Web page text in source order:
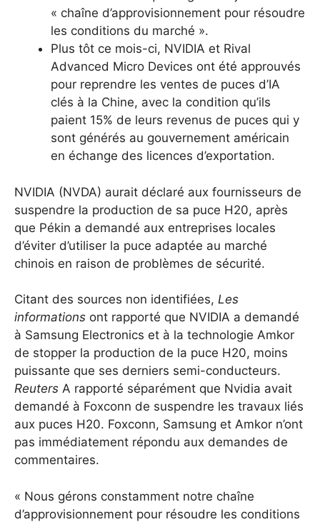
« chaîne d’approvisionnement pour résoudre
les conditions du marché ».
Plus tôt ce mois-ci, NVIDIA et Rival
Advanced Micro Devices ont été approuvés
pour reprendre les ventes de puces d’IA
clés à la Chine, avec la condition qu’ils
paient 15% de leurs revenus de puces qui y
sont générés au gouvernement américain
en échange des licences d’exportation.
NVIDIA (NVDA) aurait déclaré aux fournisseurs de
suspendre la production de sa puce H20, après
que Pékin a demandé aux entreprises locales
d’éviter d’utiliser la puce adaptée au marché
chinois en raison de problèmes de sécurité.
Citant des sources non identifiées, Les
informations ont rapporté que NVIDIA a demandé
à Samsung Electronics et à la technologie Amkor
de stopper la production de la puce H20, moins
puissante que ses derniers semi-conducteurs.
Reuters A rapporté séparément que Nvidia avait
demandé à Foxconn de suspendre les travaux liés
aux puces H20. Foxconn, Samsung et Amkor n’ont
pas immédiatement répondu aux demandes de
commentaires.
« Nous gérons constamment notre chaîne
d’approvisionnement pour résoudre les conditions